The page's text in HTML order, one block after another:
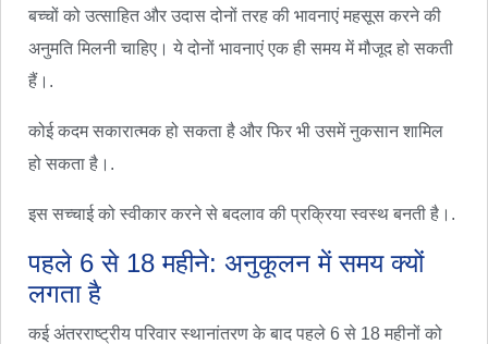
बच्चों को उत्साहित और उदास दोनों तरह की भावनाएं महसूस करने की
अनुमति मिलनी चाहिए। ये दोनों भावनाएं एक ही समय में मौजूद हो सकती
हैं।.
कोई कदम सकारात्मक हो सकता है और फिर भी उसमें नुकसान शामिल
हो सकता है।.
इस सच्चाई को स्वीकार करने से बदलाव की प्रक्रिया स्वस्थ बनती है।.
पहले 6 से 18 महीने: अनुकूलन में समय क्यों
लगता है
कई अंतरराष्ट्रीय परिवार स्थानांतरण के बाद पहले 6 से 18 महीनों को